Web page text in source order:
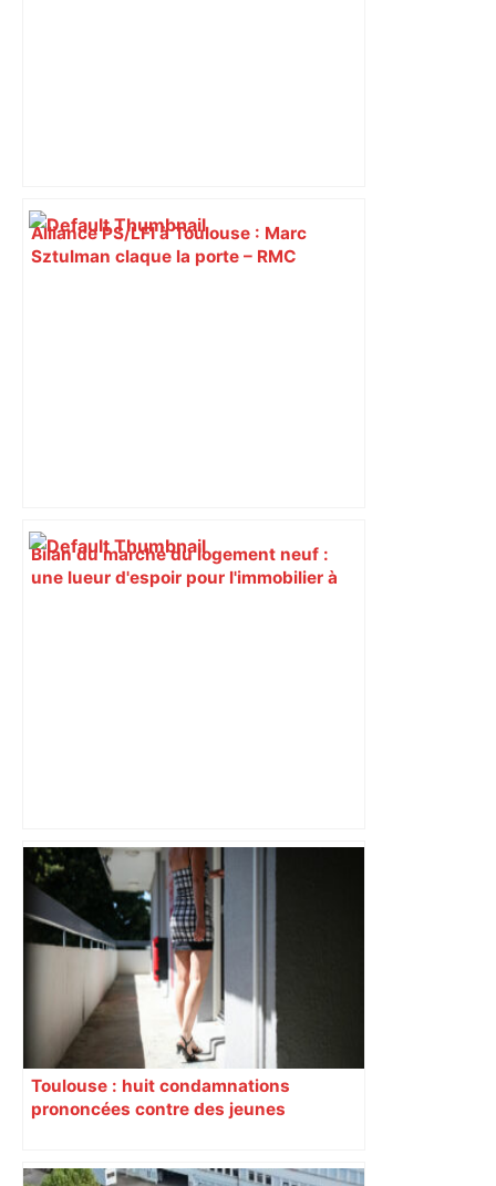
Alliance PS/LFI à Toulouse : Marc
Sztulman claque la porte – RMC
Bilan du marché du logement neuf :
une lueur d'espoir pour l'immobilier à
Près de Toulouse : dans cette zone
économique, un axe majeur va être
fermé en fin de soirée, voici les
déviations – Actu.fr
Toulouse : huit condamnations
prononcées contre des jeunes